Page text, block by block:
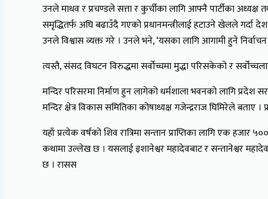
उनले माधव र प्रचण्डले सत्ता र कुर्चीका लागि आफ्नै पार्टीका
समृद्धितर्फ अघि बढाउँदै गएको प्रधानमन्त्रीलाई हटाउने खेलले गर्दा
उनले विश्वास व्यक्त गरे । उनले भने, ‘यसका लागि आगामी हुने निर्वाचन
त्यस्तै, संसद विघटन विरुद्धमा सर्वोच्चमा मुद्धा परिसकेको र
मन्दिर परिसरमा निर्माण हुन लागेको धर्मशाला भवनको लागि
मन्दिर क्षेत्र विकास समितिका कोषाध्यक्ष गजेन्द्रराज घिमिरेले
यहाँ प्रत्येक वर्षको शिव रात्रिमा सन्तान प्राप्तिका लागि एक
कथामा उल्लेख छ । यसलाई इशानेश्वर महादेवबाट र सन्तानेश्वर
छ । रासस